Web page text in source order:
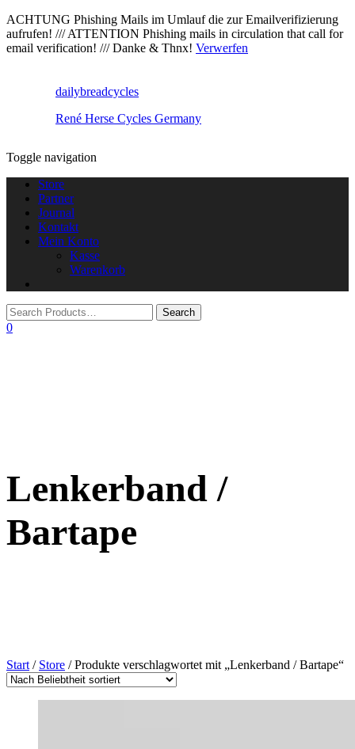
ACHTUNG Phishing Mails im Umlauf die zur Emailverifizierung
aufrufen! /// ATTENTION Phishing mails in circulation that call for
email verification! /// Danke & Thnx! Verwerfen
dailybreadcycles
René Herse Cycles Germany
Toggle navigation
Store
Partner
Journal
Kontakt
Mein Konto
Kasse
Warenkorb
0
Lenkerband /
Bartape
Start / Store / Produkte verschlagwortet mit „Lenkerband / Bartape“